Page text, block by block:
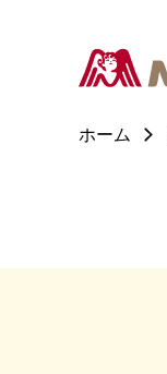
ホーム